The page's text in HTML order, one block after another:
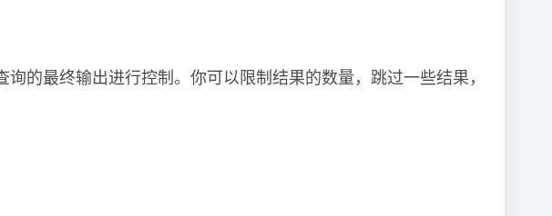
的最终输出进行控制。你可以限制结果的数量，跳过一些结果，